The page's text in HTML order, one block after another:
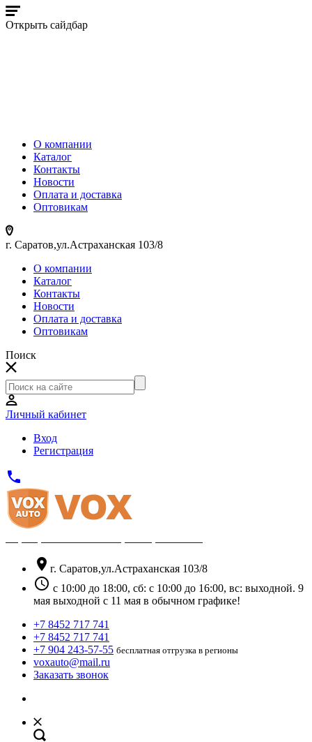
Открыть сайдбар
О компании
Каталог
Контакты
Новости
Оплата и доставка
Оптовикам
г. Саратов,ул.Астраханская 103/8
О компании
Каталог
Контакты
Новости
Оплата и доставка
Оптовикам
Поиск
Личный кабинет
Вход
Регистрация
phone
location_on г. Саратов,ул.Астраханская 103/8
schedule с 10:00 до 18:00, сб: с 10:00 до 16:00, вс: выходной. 9
мая выходной с 11 мая в обычном графике!
+7 8452 717 741
+7 8452 717 741
+7 904 243-57-55 бесплатная отгрузка в регионы
voxauto@mail.ru
Заказать звонок